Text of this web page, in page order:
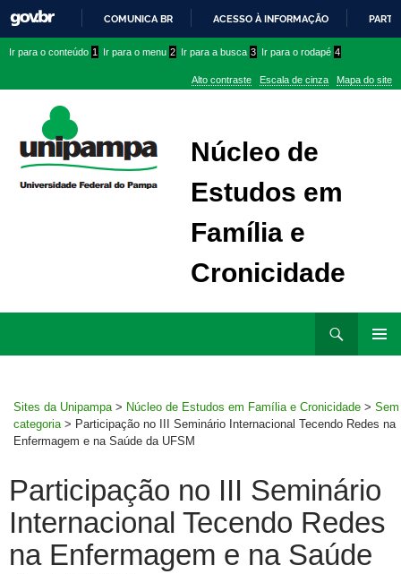
PARA
CONTEÚDO
COMUNICA BR ACESSO À INFORMAÇÃO
conteúdo
menu
superior
menu
Ir para o conteúdo 1 Ir para o menu 2 Ir para a busca 3 Ir para o rodapé 4
Alto contraste Escala de cinza Mapa do site
Núcleo de
Estudos em
Família e
Cronicidade
Sites da Unipampa > Núcleo de Estudos em Família e Cronicidade > Sem
categoria > Participação no III Seminário Internacional Tecendo Redes na
Enfermagem e na Saúde da UFSM
Participação no III Seminário
Internacional Tecendo Redes
na Enfermagem e na Saúde